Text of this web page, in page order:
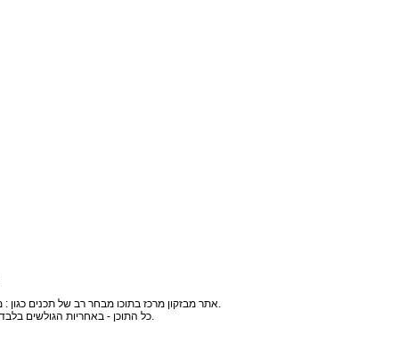
אתר מבזקון מרכז בתוכו מבחר רב של תכנים כגון : מבזקים, חדשות, ספורט, כלכלה, תמונות, מאמרים, מתכונים, אנימציות, טיפים, בדיחות, סרגל כילים, חידות, משחקים, רשימות תפוצה ועוד.
כל התוכן - באחריות הגולשים בלבד ואתר מבזקון אינו נושא באחריות לכך. במידה ונמצא תוכן כלשהו שלדעתם אינו ראוי, אתם מוזמנים לצור עמנו קשר ונסירו.